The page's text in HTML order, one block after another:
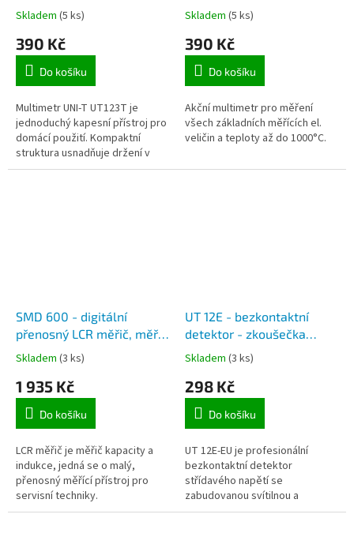
přístroj pro domácí použití
Skladem (5 ks)
390 Kč
Do košíku
Multimetr UNI-T UT123T je
jednoduchý kapesní přístroj pro
domácí použití. Kompaktní
struktura usnadňuje držení v
jedné ruce a displej typu EBTN
teploty do 1000st.C,
napětí do 600V, proud do
10A
Skladem (5 ks)
390 Kč
Do košíku
Akční multimetr pro měření
všech základních měřících el.
veličin a teploty až do 1000°C.
SMD 600 - digitální
přenosný LCR měřič, měřič
kapacity a indukčnosti
Skladem (3 ks)
1 935 Kč
Do košíku
LCR měřič je měřič kapacity a
indukce, jedná se o malý,
přenosný měřící přístroj pro
servisní techniky.
UT 12E - bezkontaktní
detektor - zkoušečka
napětí se zabudovanou
svítilnou a se sirénkou
Skladem (3 ks)
298 Kč
Do košíku
UT 12E-EU je profesionální
bezkontaktní detektor
střídavého napětí se
zabudovanou svítilnou a
akusticko-optickou synchronní